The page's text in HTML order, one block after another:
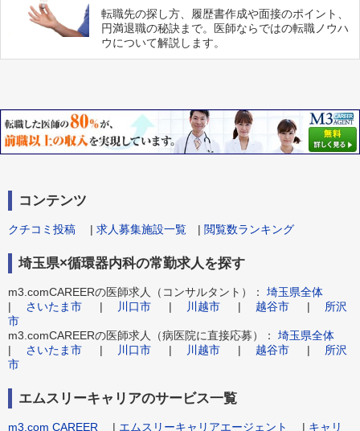
転職先の探し方、履歴書作成や面接のポイント、
円満退職の秘訣まで。医師ならではの転職ノウハ
ウについて解説します。
コンテンツ
クチコミ投稿 | 求人募集施設一覧 | 閲覧数ランキング
埼玉県×循環器内科の常勤求人を探す
m3.comCAREERの医師求人（コンサルタント）： 埼玉県全体
| さいたま市 | 川口市 | 川越市 | 越谷市 | 所沢
市
m3.comCAREERの医師求人（病医院に直接応募）： 埼玉県全体
| さいたま市 | 川口市 | 川越市 | 越谷市 | 所沢
市
エムスリーキャリアのサービス一覧
m3.com CAREER | エムスリーキャリアエージェント | キャリ